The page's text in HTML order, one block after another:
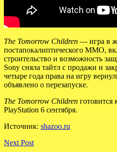
The Tomorrow Children — игра в
постапокалиптического ММО,
строительство и возможность
Sony сняла тайтл с продажи и
четыре года права на игру
объявлено о перезапуске.
The Tomorrow Children готовится
PlayStation 6 сентября.
Источник: shazoo.ru
Next Post